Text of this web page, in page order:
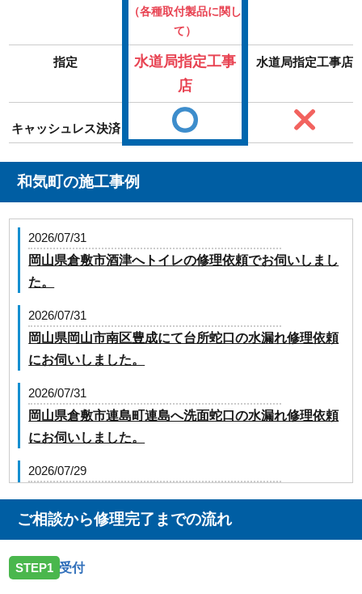
（各種取付製品に関し
て）
指定
水道局指定工事
店
水道局指定工事店
キャッシュレス決済
和気町の施工事例
2026/07/31
岡山県倉敷市酒津へトイレの修理依頼でお伺いしまし
た。
2026/07/31
岡山県岡山市南区豊成にて台所蛇口の水漏れ修理依頼
にお伺いしました。
2026/07/31
岡山県倉敷市連島町連島へ洗面蛇口の水漏れ修理依頼
にお伺いしました。
2026/07/29
しました。
岡山県高梁市落合町近似へトイレの点検依頼でお伺い
ご相談から修理完了までの流れ
STEP1 受付